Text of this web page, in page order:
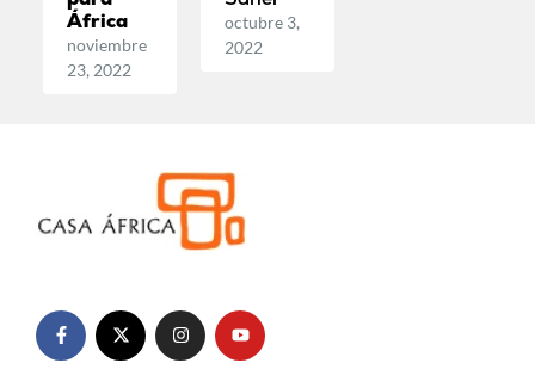
África
noviembre
23, 2022
octubre 3,
2022